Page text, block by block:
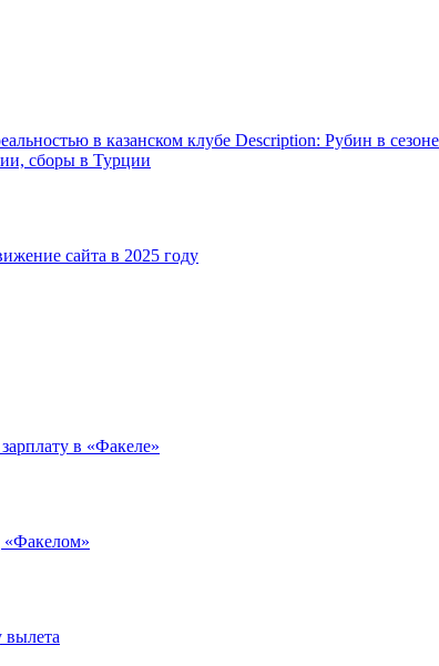
в казанском клубе Description: Рубин в
сборы в Турции
сайта в 2025 году
в «Факеле»
«Факелом»